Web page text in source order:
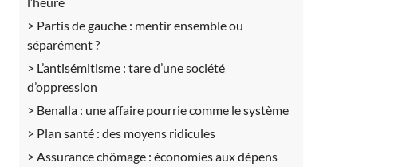
Partis de gauche : mentir ensemble ou
séparément ?
L’antisémitisme : tare d’une société
d’oppression
Benalla : une affaire pourrie comme le système
Plan santé : des moyens ridicules
Assurance chômage : économies aux dépens